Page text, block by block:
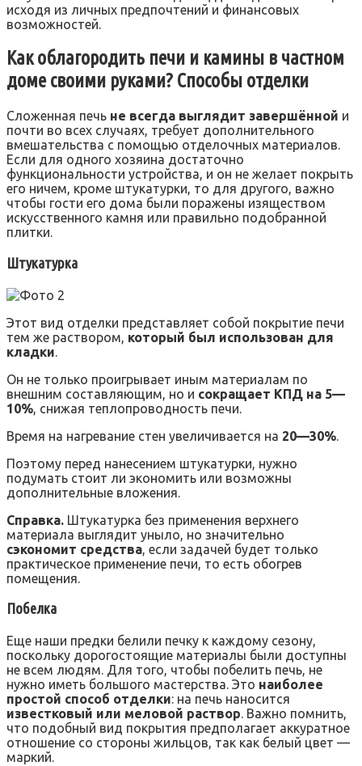
исходя из личных предпочтений и финансовых
возможностей.
Как облагородить печи и камины в частном
доме своими руками? Способы отделки
Сложенная печь не всегда выглядит завершённой и
почти во всех случаях, требует дополнительного
вмешательства с помощью отделочных материалов.
Если для одного хозяина достаточно
функциональности устройства, и он не желает покрыть
его ничем, кроме штукатурки, то для другого, важно
чтобы гости его дома были поражены изяществом
искусственного камня или правильно подобранной
плитки.
Штукатурка
Этот вид отделки представляет собой покрытие печи
тем же раствором, который был использован для
кладки.
Он не только проигрывает иным материалам по
внешним составляющим, но и сокращает КПД на 5—
10%, снижая теплопроводность печи.
Время на нагревание стен увеличивается на 20—30%.
Поэтому перед нанесением штукатурки, нужно
подумать стоит ли экономить или возможны
дополнительные вложения.
Справка. Штукатурка без применения верхнего
материала выглядит уныло, но значительно
сэкономит средства, если задачей будет только
практическое применение печи, то есть обогрев
помещения.
Побелка
Еще наши предки белили печку к каждому сезону,
поскольку дорогостоящие материалы были доступны
не всем людям. Для того, чтобы побелить печь, не
нужно иметь большого мастерства. Это наиболее
простой способ отделки: на печь наносится
известковый или меловой раствор. Важно помнить,
что подобный вид покрытия предполагает аккуратное
отношение со стороны жильцов, так как белый цвет —
маркий.